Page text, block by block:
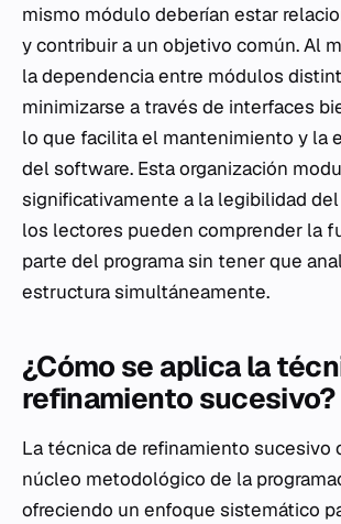
mismo módulo deberían estar
y contribuir a un objetivo común. Al
la dependencia entre módulos
minimizarse a través de interfaces
lo que facilita el mantenimiento y la
del software. Esta organización
significativamente a la legibilidad
los lectores pueden comprender la
parte del programa sin tener que
estructura simultáneamente.
¿Cómo se aplica la
refinamiento sucesivo?
La técnica de refinamiento sucesivo
núcleo metodológico de la
ofreciendo un enfoque sistemático